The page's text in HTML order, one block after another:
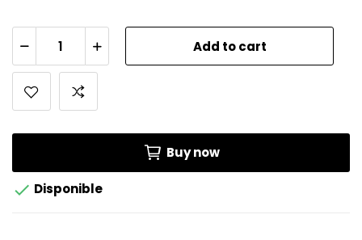
Add to cart
Buy now
 Disponible